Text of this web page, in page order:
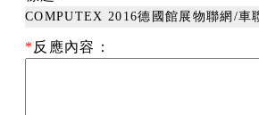
COMPUTEX 2016德國館展物聯網/車
* 反應內容：